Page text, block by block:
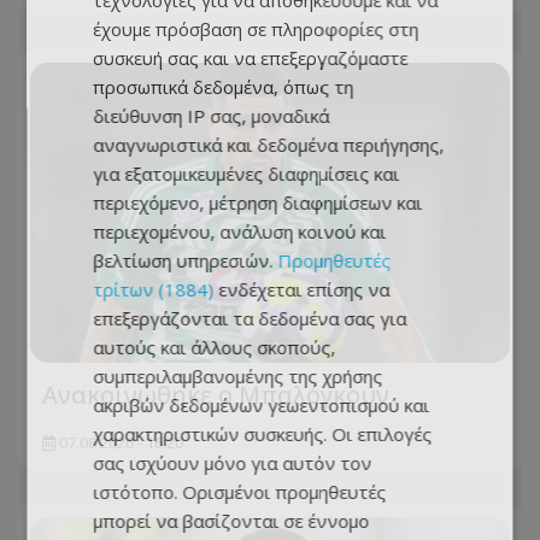
Ανακοινώθηκε ο Μπαλόγκουν
07.08.2026 - 16:20
έχουμε πρόσβαση σε πληροφορίες στη
συσκευή σας και να επεξεργαζόμαστε
προσωπικά δεδομένα, όπως τη
διεύθυνση IP σας, μοναδικά
αναγνωριστικά και δεδομένα περιήγησης,
για εξατομικευμένες διαφημίσεις και
περιεχόμενο, μέτρηση διαφημίσεων και
περιεχομένου, ανάλυση κοινού και
βελτίωση υπηρεσιών. Προμηθευτές
τρίτων (1884) ενδέχεται επίσης να
επεξεργάζονται τα δεδομένα σας για
αυτούς και άλλους σκοπούς,
συμπεριλαμβανομένης της χρήσης
ακριβών δεδομένων γεωεντοπισμού και
χαρακτηριστικών συσκευής. Οι επιλογές
σας ισχύουν μόνο για αυτόν τον
ιστότοπο. Ορισμένοι προμηθευτές
μπορεί να βασίζονται σε έννομο